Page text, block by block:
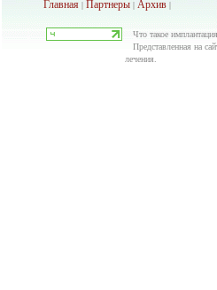
Главная | Партнеры | Архив |
Что такое
Представленная на
лечения.